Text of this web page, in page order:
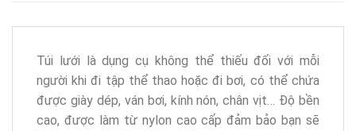
Túi lưới là dụng cụ không thể thiếu đối với mỗi
người khi đi tập thể thao hoặc đi bơi, có thể chứa
được giày dép, ván bơi, kính nón, chân vịt… Độ bền
cao, được làm từ nylon cao cấp đảm bảo bạn sẽ